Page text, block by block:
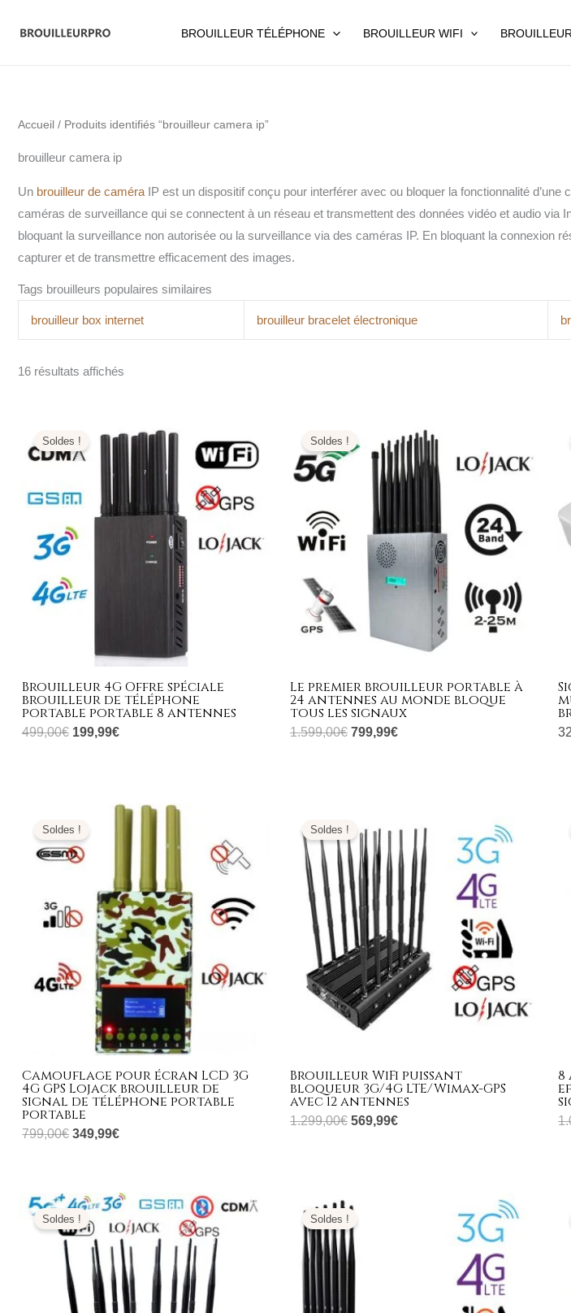
BROUILLEUR TÉLÉPHONE BROUILLEUR WIFI
Accueil / Produits identifiés “brouilleur camera ip”
brouilleur camera ip
Un brouilleur de caméra IP est un dispositif conçu pour interférer avec ou bloquer la fonctionnalité
caméras de surveillance qui se connectent à un réseau et transmettent des données vidéo et audio via
bloquant la surveillance non autorisée ou la surveillance via des caméras IP. En bloquant la connexion
capturer et de transmettre efficacement des images.
Tags brouilleurs populaires similaires
brouilleur box internet brouilleur bracelet électronique
16 résultats affichés
Soldes !
Brouilleur 4G Offre spéciale
brouilleur de téléphone
portable portable 8 antennes
499,00€
initial
était :
499,00€.
199,99€
prix
actuel
est :
199,99€.
Soldes !
Le premier brouilleur portable à
24 antennes au monde bloque
tous les signaux
1.599,00€
initial
était :
1.599,00€.
799,99€
prix
actuel
est :
799,99€.
Soldes !
Camouflage pour écran LCD 3G
4G GPS Lojack brouilleur de
signal de téléphone portable
portable
799,00€
initial
était :
799,00€.
349,99€
Le
prix
actuel
est :
Soldes !
Brouilleur WiFi puissant
bloqueur 3G/4G LTE/Wimax-GPS
avec 12 antennes
1.299,00€
initial
était :
1.299,00€.
569,99€
actuel
est :
569,99€.
8
Soldes !
Plage
de
prix :
679,99€
699,99€
Soldes !